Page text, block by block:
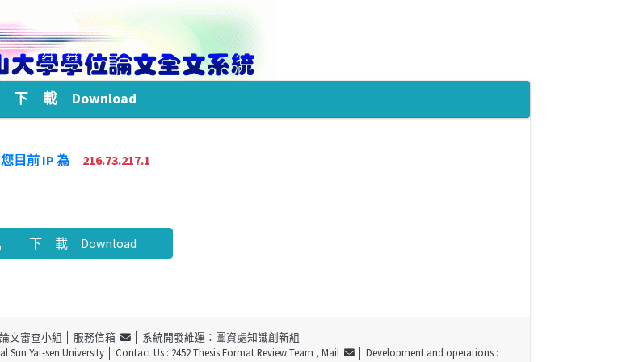
下 載 Download
您目前 IP 為 216.73.217.1
下 載 Download
文審查小組 │ 服務信箱
│ 系統開發維運：圖資處知識創新組
Sun Yat-sen University│ Contact Us : 2452 Thesis Format Review Team , Mail
│ Development and operations :